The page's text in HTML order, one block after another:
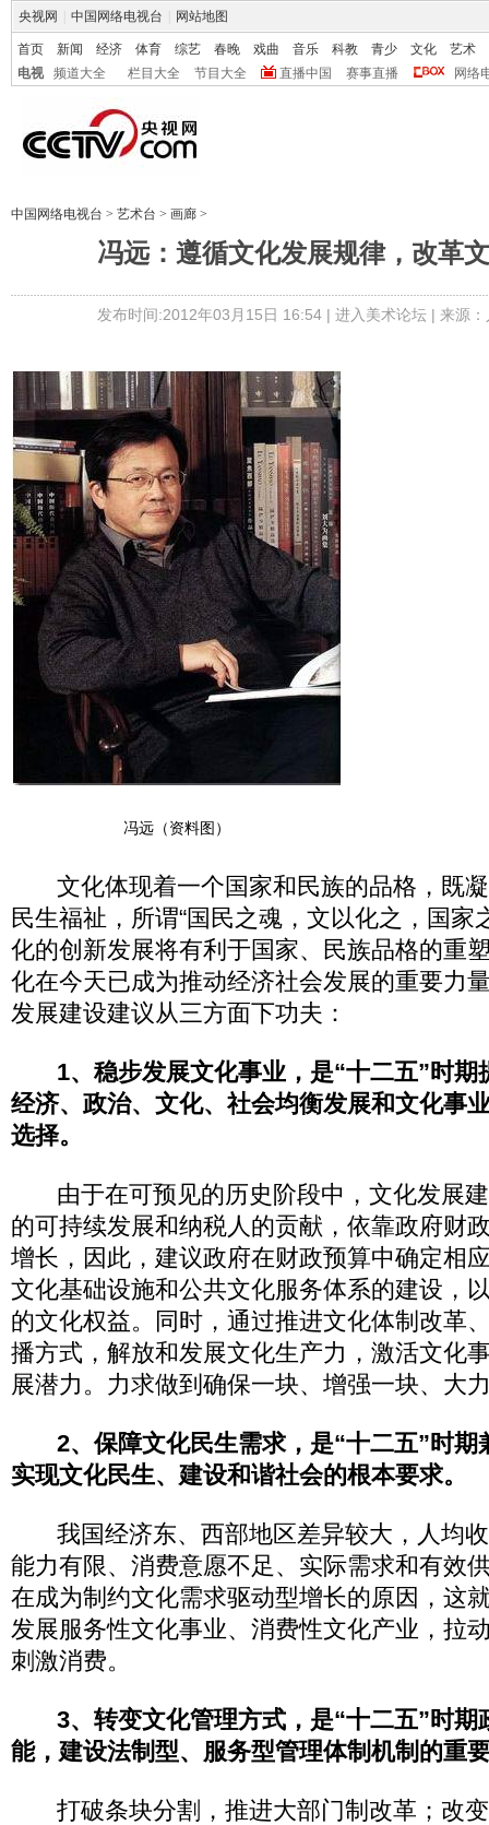
央视网 中国网络电视台 网站地图
首页 新闻 经济 体育 综艺 春晚 戏曲 音乐 科教 青少 文化
艺术
电视
频道大全 栏目大全 节目大全 直播中国 赛事直播 网络
中国网络电视台 > 艺术台 > 画廊 >
冯远：遵循文化发展规律，改革
发布时间:2012年03月15日 16:54 | 进入美术论坛| 来源
冯远（资料图）
文化体现着一个国家和民族的品格，既凝
民生福祉，所谓“国民之魂，文以化之，国家
化的创新发展将有利于国家、民族品格的重
化在今天已成为推动经济社会发展的重要力
发展建设建议从三方面下功夫：
1、稳步发展文化事业，是“十二五”时
经济、政治、文化、社会均衡发展和文化事
选择。
由于在可预见的历史阶段中，文化发展建
的可持续发展和纳税人的贡献，依靠政府财
增长，因此，建议政府在财政预算中确定相
文化基础设施和公共文化服务体系的建设，
的文化权益。同时，通过推进文化体制改革
播方式，解放和发展文化生产力，激活文化
展潜力。力求做到确保一块、增强一块、大
2、保障文化民生需求，是“十二五”时期
实现文化民生、建设和谐社会的根本要求。
我国经济东、西部地区差异较大，人均收
能力有限、消费意愿不足、实际需求和有效
在成为制约文化需求驱动型增长的原因，这
发展服务性文化事业、消费性文化产业，拉
刺激消费。
3、转变文化管理方式，是“十二五”时期
能，建设法制型、服务型管理体制机制的重
打破条块分割，推进大部门制改革；改变